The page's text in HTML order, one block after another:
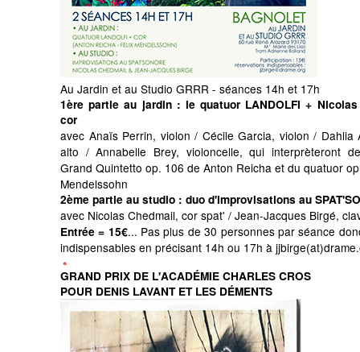
Au Jardin et au Studio GRRR - séances 14h et 17h
1ère partie au jardin: le quatuor LANDOLFI + Nicolas
cor
avec Anaïs Perrin, violon / Cécile Garcia, violon / Dahlia
alto / Annabelle Brey, violoncelle, qui interprèteront
Grand Quintetto op. 106 de Anton Reicha et du quatuor
Mendelssohn
2ème partie au studio : duo d'improvisations au
avec Nicolas Chedmail, cor spat' / Jean-Jacques Birgé,
Entrée = 15€... Pas plus de 30 personnes par séance
indispensables en précisant 14h ou 17h à
GRAND PRIX DE L'ACADÉMIE CHARLES CROS
POUR DENIS LAVANT ET LES DÉMENTS